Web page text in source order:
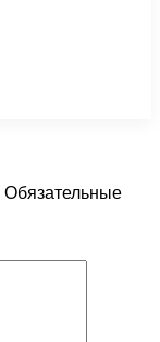
Обязательные